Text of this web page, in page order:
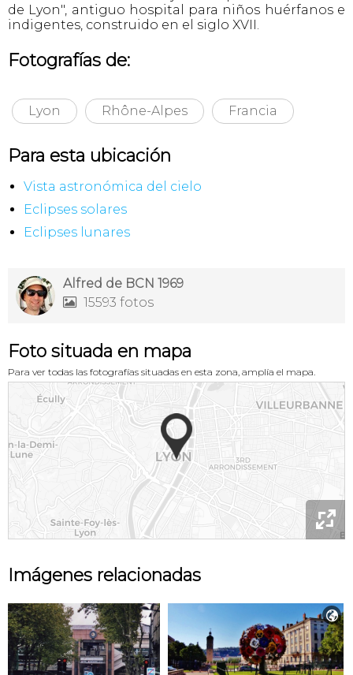
de Lyon", antiguo hospital para niños huérfanos e
indigentes, construido en el siglo XVII.
Fotografías de:
Lyon Rhône-Alpes Francia
Para esta ubicación
Vista astronómica del cielo
Eclipses solares
Eclipses lunares
Alfred de BCN 1969
 15593 fotos
Foto situada en mapa
Para ver todas las fotografías situadas en esta zona, amplía el mapa.

Imágenes relacionadas
